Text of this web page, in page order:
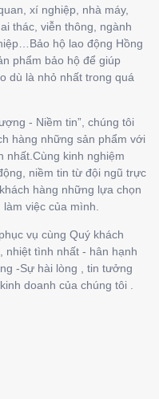
xí nghiệp, nhà máy,
thác, viễn thông, ngành
hộ lao động Hồng
phẩm bảo hộ để giúp
dù là nhỏ nhất trong quá
- Niềm tin”, chúng tôi
hàng những sản phẩm với
nhất.Cùng kinh nghiệm
niềm tin từ đội ngũ trực
hàng những lựa chọn
việc của mình.
vụ cùng Quý khách
nhiệt tình nhất - hân hạnh
-Sự hài lòng , tin tưởng
doanh của chúng tôi .